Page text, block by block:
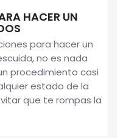
HACER UN
para hacer un
no es nada
procedimiento casi
estado de la
que te rompas la